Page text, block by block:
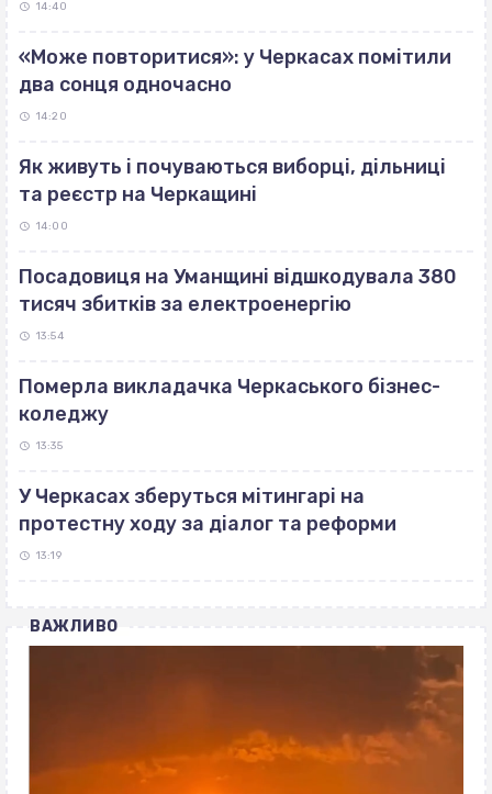
14:40
«Може повторитися»: у Черкасах помітили
два сонця одночасно
14:20
Як живуть і почуваються виборці, дільниці
та реєстр на Черкащині
14:00
Посадовиця на Уманщині відшкодувала 380
тисяч збитків за електроенергію
13:54
Померла викладачка Черкаського бізнес-
коледжу
13:35
У Черкасах зберуться мітингарі на
протестну ходу за діалог та реформи
13:19
ВАЖЛИВО